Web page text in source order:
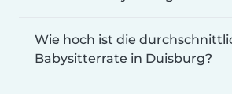
Wie hoch ist die
Babysitterrate in Duisburg?